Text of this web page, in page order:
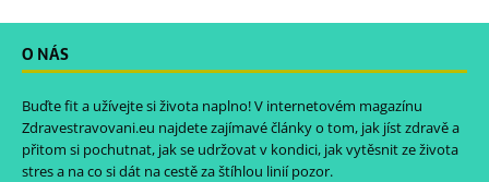
O NÁS
Buďte fit a užívejte si života naplno! V internetovém magazínu
Zdravestravovani.eu najdete zajímavé články o tom, jak jíst zdravě a
přitom si pochutnat, jak se udržovat v kondici, jak vytěsnit ze života
stres a na co si dát na cestě za štíhlou linií pozor.